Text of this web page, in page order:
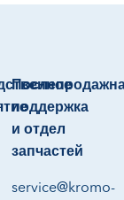
поддержка
и отдел
запчастей
service@kromo-